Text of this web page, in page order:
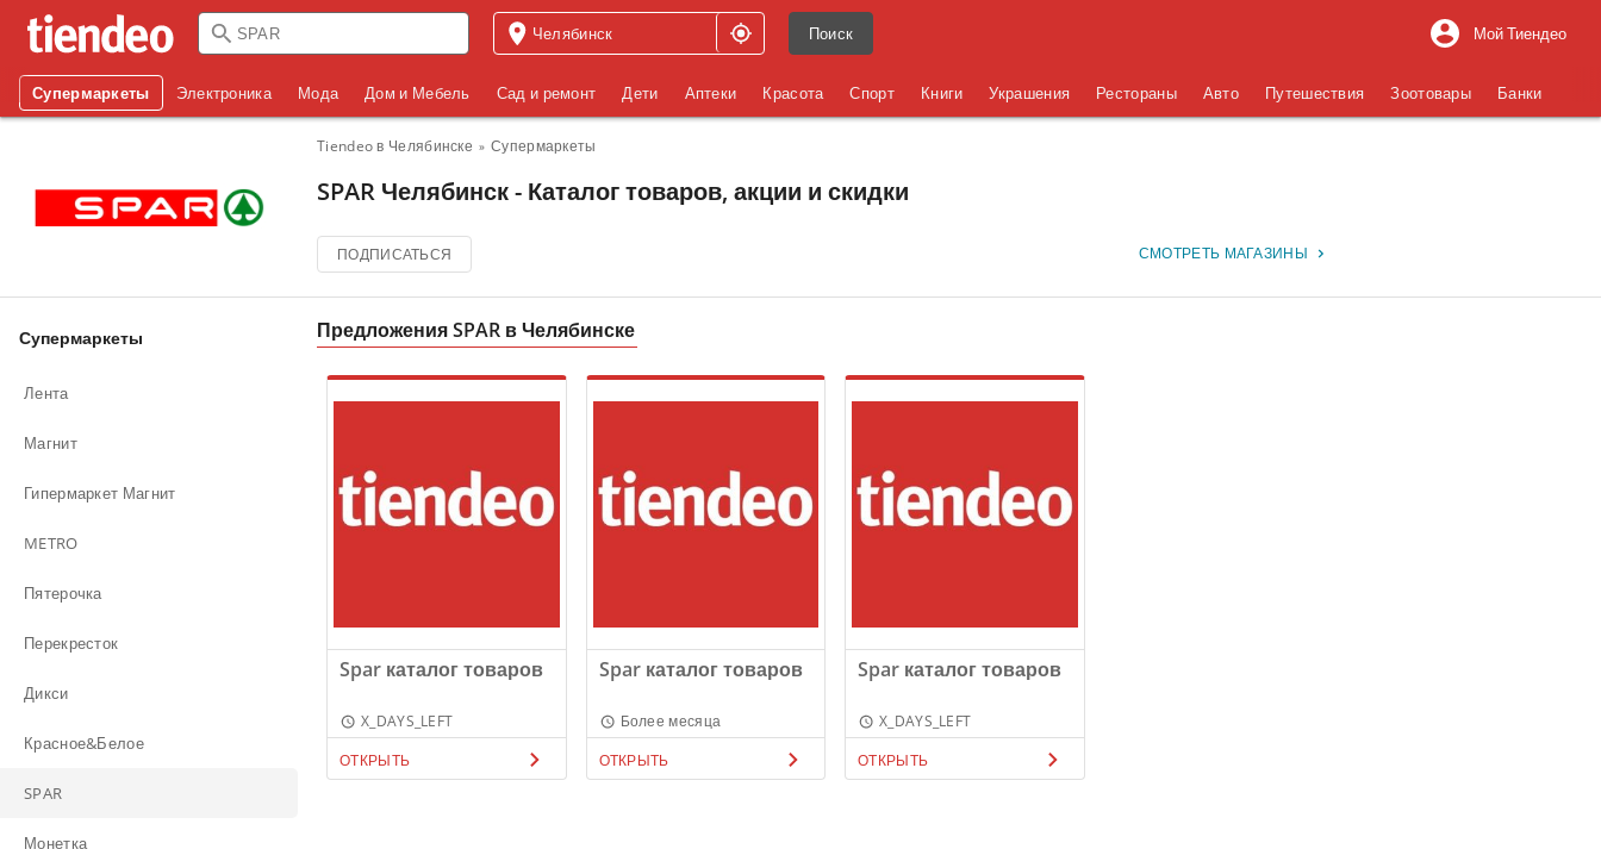
Поиск Мой Тиендео
Супермаркеты Электроника Мода Дом и Мебель Сад и ремонт Дети Аптеки Красота Спорт Книги Украшения Рестораны Авто Путешествия Зоотовары Банки
Tiendeo в Челябинске Супермаркеты
SPAR Челябинск - Каталог товаров, акции и скидки
ПОДПИСАТЬСЯ СМОТРЕТЬ МАГАЗИНЫ
Супермаркеты
Лента
Магнит
Гипермаркет Магнит
METRO
Пятерочка
Перекресток
Дикси
Красное&Белое
SPAR
Монетка
Предложения SPAR в Челябинске
Spar каталог товаров
X_DAYS_LEFT
ОТКРЫТЬ
Spar каталог товаров
Более месяца
ОТКРЫТЬ
Spar каталог товаров
X_DAYS_LEFT
ОТКРЫТЬ